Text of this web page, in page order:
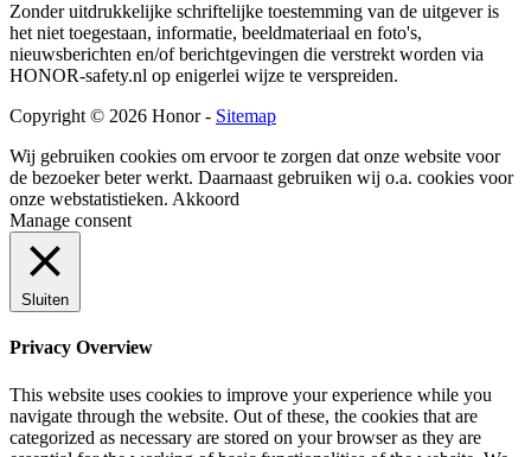
Zonder uitdrukkelijke schriftelijke toestemming van de uitgever is
het niet toegestaan, informatie, beeldmateriaal en foto's,
nieuwsberichten en/of berichtgevingen die verstrekt worden via
HONOR-safety.nl op enigerlei wijze te verspreiden.
Copyright © 2026 Honor - Sitemap
Wij gebruiken cookies om ervoor te zorgen dat onze website voor
de bezoeker beter werkt. Daarnaast gebruiken wij o.a. cookies voor
onze webstatistieken. Akkoord
Manage consent
Sluiten
Privacy Overview
This website uses cookies to improve your experience while you
navigate through the website. Out of these, the cookies that are
categorized as necessary are stored on your browser as they are